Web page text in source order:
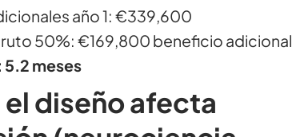
año 1: €339,600
50%: €169,800 beneficio adicional
5.2 meses
el diseño afecta